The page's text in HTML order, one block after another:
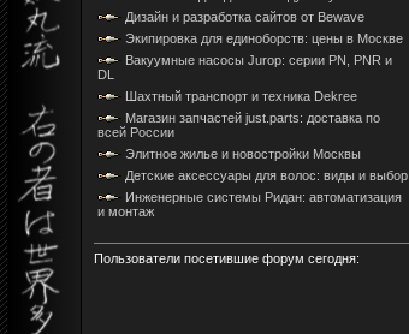
Дизайн и разработка сайтов от Bewave
Экипировка для единоборств: цены в Москве
Вакуумные насосы Jurop: серии PN, PNR и
DL
Шахтный транспорт и техника Dekree
Магазин запчастей just.parts: доставка по
всей России
Элитное жилье и новостройки Москвы
Детские аксессуары для волос: виды и выбор
Инженерные системы Ридан: автоматизация
и монтаж
Пользователи посетившие форум сегодня: